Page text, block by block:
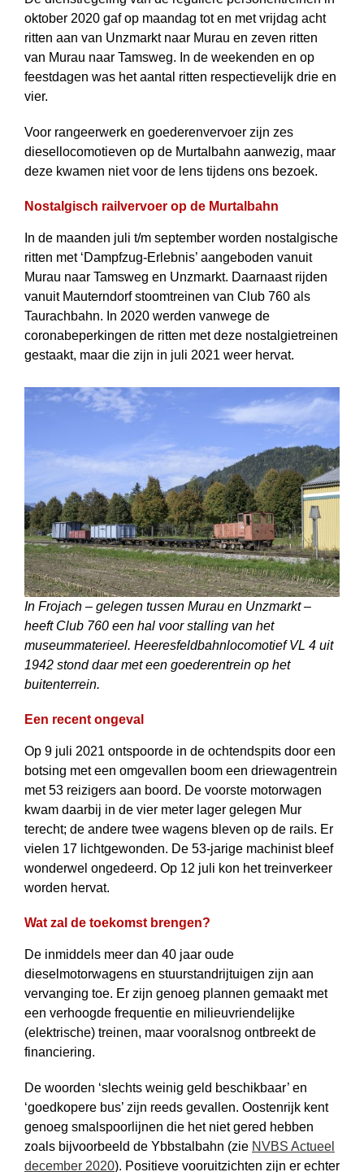
oktober 2020 gaf op maandag tot en met vrijdag acht
ritten aan van Unzmarkt naar Murau en zeven ritten
van Murau naar Tamsweg. In de weekenden en op
feestdagen was het aantal ritten respectievelijk drie en
vier.
Voor rangeerwerk en goederenvervoer zijn zes
diesellocomotieven op de Murtal­bahn aanwezig, maar
deze kwamen niet voor de lens tijdens ons bezoek.
Nostalgisch railvervoer op de Murtalbahn
In de maanden juli t/m september worden nostalgische
ritten met ‘Dampfzug-Erlebnis’ aangeboden vanuit
Murau naar Tamsweg en Unzmarkt. Daarnaast rijden
vanuit Mauterndorf stoomtreinen van Club 760 als
Taurachbahn. In 2020 werden vanwege de
coronabeperkingen de ritten met deze nostalgietreinen
gestaakt, maar die zijn in juli 2021 weer hervat.
In Frojach – gelegen tussen Murau en Unzmarkt –
heeft Club 760 een hal voor stalling van het
museummaterieel. Heeresfeldbahnlocomotief VL 4 uit
1942 stond daar met een goederentrein op het
buitenterrein.
Een recent ongeval
Op 9 juli 2021 ontspoorde in de ochtendspits door een
botsing met een om­ge­val­len boom een driewagentrein
met 53 reizigers aan boord. De voorste motor­wagen
kwam daarbij in de vier meter lager gelegen Mur
terecht; de andere twee wagens bleven op de rails. Er
vielen 17 lichtgewonden. De 53-jarige machinist bleef
wonderwel ongedeerd. Op 12 juli kon het treinverkeer
worden hervat.
Wat zal de toekomst brengen?
De inmiddels meer dan 40 jaar oude
dieselmotorwagens en stuurstandrijtuigen zijn aan
vervanging toe. Er zijn genoeg plannen gemaakt met
een verhoogde frequentie en milieuvriendelijke
(elektrische) treinen, maar vooralsnog ontbreekt de
financiering.
De woorden ‘slechts weinig geld beschikbaar’ en
‘goedkopere bus’ zijn reeds gevallen. Oostenrijk kent
genoeg smalspoorlijnen die het niet gered hebben
zoals bijvoorbeeld de Ybbstalbahn (zie NVBS Actueel
december 2020). Positieve vooruitzichten zijn er echter